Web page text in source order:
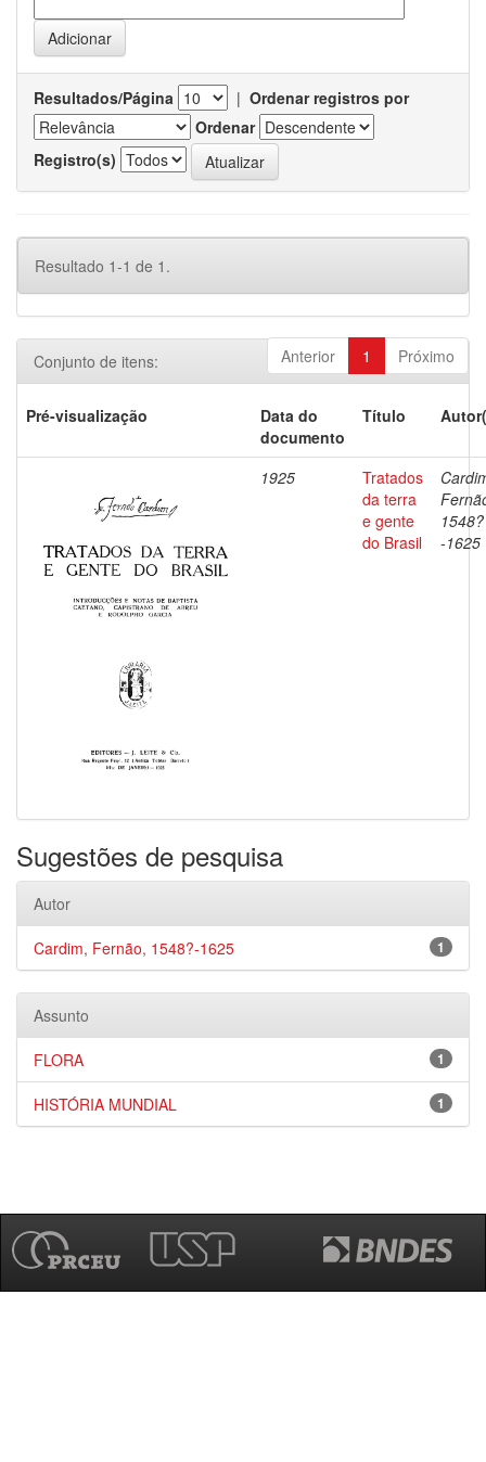
Resultados/Página | Ordenar registros por
Ordenar
Registro(s)
Resultado 1-1 de 1.
Anterior 1 Próximo
Conjunto de itens:
Pré-visualização
Data do
documento
Título
1925
Tratados
da terra
e gente
do Brasil
1548?
-1625
Sugestões de pesquisa
Autor
1
Cardim, Fernão, 1548?-1625
Assunto
1
FLORA
1
HISTÓRIA MUNDIAL